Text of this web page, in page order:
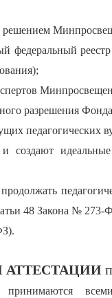
федеральный
разрешения
педагогических
48 Закона №
АТТЕСТАЦИИ